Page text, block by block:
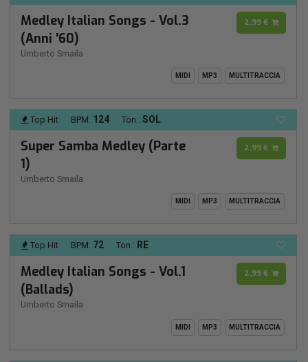
Medley Italian Songs - Vol.3
(Anni '60)
Umberto Smaila
2,99 €
MIDI MP3 MULTITRACCIA
Top Hit BPM: 124 Ton.: SOL
Super Samba Medley (Parte
1)
Umberto Smaila
2,99 €
MIDI MP3 MULTITRACCIA
Top Hit BPM: 72 Ton.: RE
Medley Italian Songs - Vol.1
(Ballads)
Umberto Smaila
2,99 €
MIDI MP3 MULTITRACCIA